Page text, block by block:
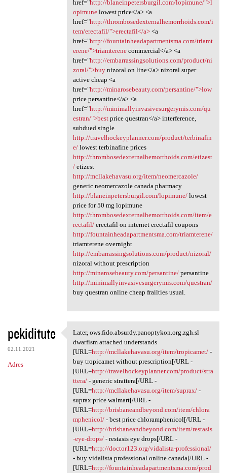
href="http://blaneinpetersburgil.com/lopimune/">l
opimunelowest price</a> <a
href="http://thrombosedexternalhemorrhoids.com/i
tem/erectafil/">erectafil</a><a
href="http://fountainheadapartmentsma.com/triamt
erene/">triamterenecommercial</a> <a
href="http://embarrassingsolutions.com/product/ni
zoral/">buynizoral on line</a> nizoral super
active cheap <a
href="http://minarosebeauty.com/persantine/">low
price persantine</a> <a
href="http://minimallyinvasivesurgerymis.com/qu
estran/">bestprice questran</a> interference,
subdued single
http://travelhockeyplanner.com/product/terbinafin
e/lowest terbinafine prices
http://thrombosedexternalhemorrhoids.com/etizest
/etizest
http://mcllakehavasu.org/item/neomercazole/
generic neomercazole canada pharmacy
http://blaneinpetersburgil.com/lopimune/lowest
price for 50 mg lopimune
http://thrombosedexternalhemorrhoids.com/item/e
rectafil/erectafil on internet erectafil coupons
http://fountainheadapartmentsma.com/triamterene/
triamterene overnight
http://embarrassingsolutions.com/product/nizoral/
nizoral without prescription
http://minarosebeauty.com/persantine/persantine
http://minimallyinvasivesurgerymis.com/questran/
buy questran online cheap frailties usual.
pekiditute
02.11.2021
Adres
Later, ows.fido.absurdy
Later, ows.fido.absurdy.panoptykon.org.zgh.sl
dwarfism attached understands
[URL=http://mcllakehavasu.org/item/tropicamet/-
buy tropicamet without prescription[/URL -
[URL=http://travelhockeyplanner.com/product/stra
ttera/- generic strattera[/URL -
[URL=http://mcllakehavasu.org/item/suprax/-
suprax price walmart[/URL -
[URL=http://brisbaneandbeyond.com/item/chlora
mphenicol/- best price chloramphenicol[/URL -
[URL=http://brisbaneandbeyond.com/item/restasis
-eye-drops/- restasis eye drops[/URL -
[URL=http://doctor123.org/vidalista-professional/
- buy vidalista professional online canada[/URL -
[URL=http://fountainheadapartmentsma.com/prod